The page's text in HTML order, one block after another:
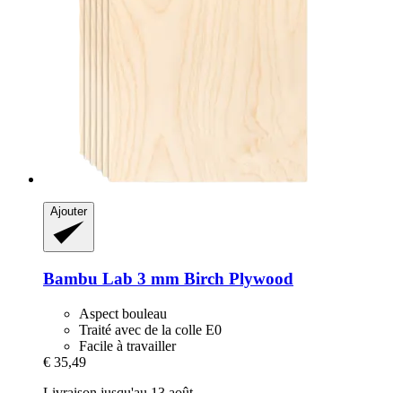
Ajouter
Bambu Lab 3 mm Birch Plywood
Aspect bouleau
Traité avec de la colle E0
Facile à travailler
€ 35,49